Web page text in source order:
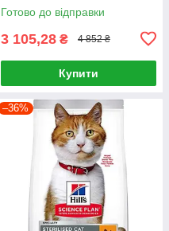
Готово до відправки
3 105,28 ₴ 4 852 ₴
Купити
–36%